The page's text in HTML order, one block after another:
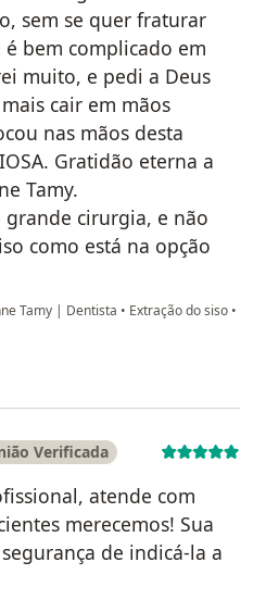
sem se quer fraturar
bem complicado em
muito, e pedi a Deus
cair em mãos
nas mãos desta
Gratidão eterna a
Tamy.
grande cirurgia, e não
como está na opção
Tamy | Dentista • Extração do siso •
Verificada
atende com
merecemos! Sua
de indicá-la a